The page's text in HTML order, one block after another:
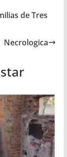
de Tres
Necrologica